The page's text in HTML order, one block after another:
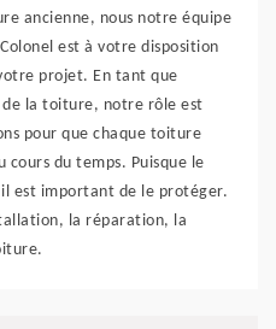
ancienne, nous notre équipe
est à votre disposition
projet. En tant que
de la toiture, notre rôle est
pour que chaque toiture
cours du temps. Puisque le
est important de le protéger.
la réparation, la